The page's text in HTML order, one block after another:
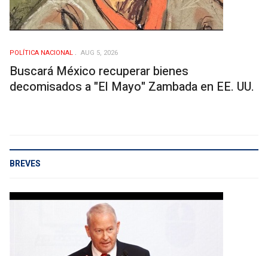
POLÍ­TICA NACIONAL AUG 5, 2026
Buscará México recuperar bienes
decomisados a "El Mayo" Zambada en EE. UU.
BREVES